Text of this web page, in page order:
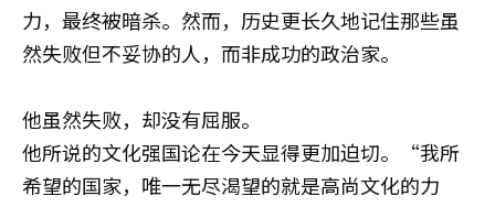
力，最终被暗杀。然而，历史更长久地记住那些虽
然失败但不妥协的人，而非成功的政治家。
他虽然失败，却没有屈服。
他所说的文化强国论在今天显得更加迫切。“我所
希望的国家，唯一无尽渴望的就是高尚文化的力